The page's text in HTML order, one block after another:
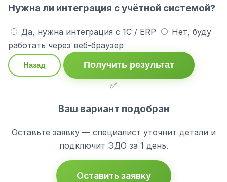
Нужна ли интеграция с учётной системой?
Да, нужна интеграция с 1С / ERP
Нет, буду
работать через веб-браузер
Назад
Получить результат
✅
Ваш вариант подобран
Оставьте заявку — специалист уточнит детали и
подключит ЭДО за 1 день.
Оставить заявку